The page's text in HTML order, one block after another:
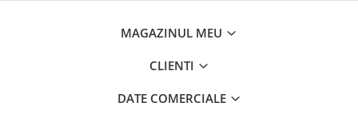
MAGAZINUL MEU
CLIENTI
DATE COMERCIALE